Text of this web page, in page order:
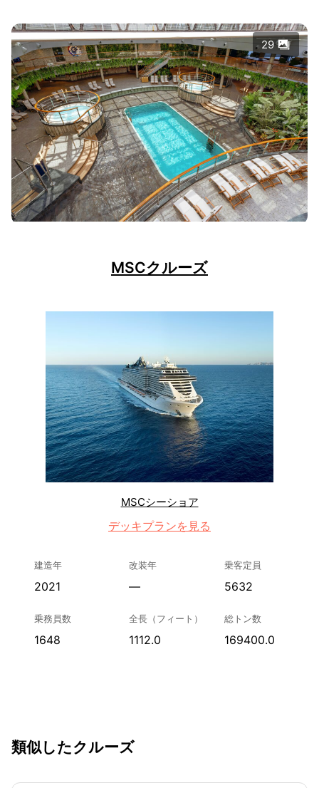
29
MSCクルーズ
MSCシーショア
デッキプランを見る
建造年
2021
改装年
—
乗客定員
5632
乗務員数
1648
全長（フィート）
1112.0
総トン数
169400.0
類似したクルーズ